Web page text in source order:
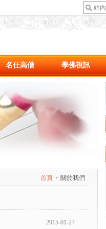
名仕高僧 學佛視訊
首頁 關於我們
2015-01-27